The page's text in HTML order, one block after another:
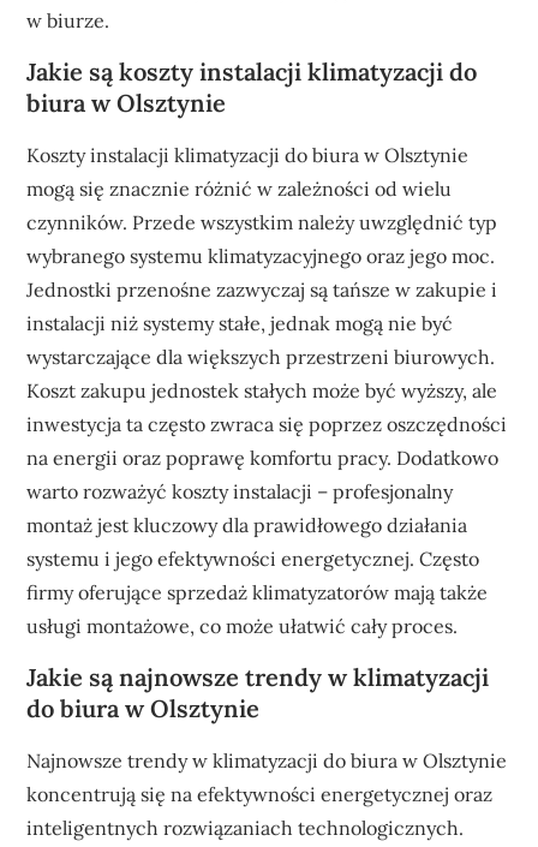
w biurze.
Jakie są koszty instalacji klimatyzacji do
biura w Olsztynie
Koszty instalacji klimatyzacji do biura w Olsztynie
mogą się znacznie różnić w zależności od wielu
czynników. Przede wszystkim należy uwzględnić typ
wybranego systemu klimatyzacyjnego oraz jego moc.
Jednostki przenośne zazwyczaj są tańsze w zakupie i
instalacji niż systemy stałe, jednak mogą nie być
wystarczające dla większych przestrzeni biurowych.
Koszt zakupu jednostek stałych może być wyższy, ale
inwestycja ta często zwraca się poprzez oszczędności
na energii oraz poprawę komfortu pracy. Dodatkowo
warto rozważyć koszty instalacji – profesjonalny
montaż jest kluczowy dla prawidłowego działania
systemu i jego efektywności energetycznej. Często
firmy oferujące sprzedaż klimatyzatorów mają także
usługi montażowe, co może ułatwić cały proces.
Jakie są najnowsze trendy w klimatyzacji
do biura w Olsztynie
Najnowsze trendy w klimatyzacji do biura w Olsztynie
koncentrują się na efektywności energetycznej oraz
inteligentnych rozwiązaniach technologicznych.